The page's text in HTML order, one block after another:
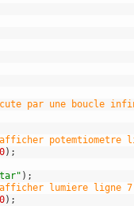
par une boucle
potemtiometre
0) ;
) ;
lumiere ligne
0) ;